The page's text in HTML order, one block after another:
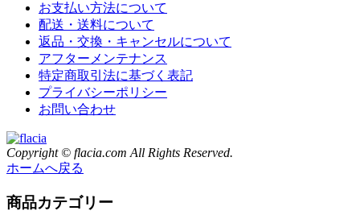
お支払い方法について
配送・送料について
返品・交換・キャンセルについて
アフターメンテナンス
特定商取引法に基づく表記
プライバシーポリシー
お問い合わせ
Copyright © flacia.com All Rights Reserved.
ホームへ戻る
商品カテゴリー